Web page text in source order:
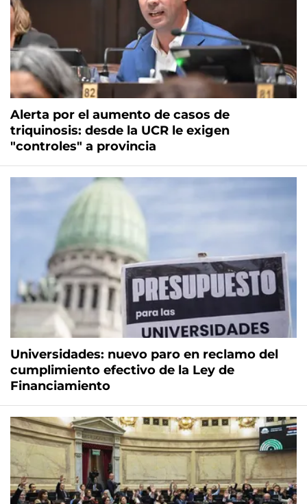
Alerta por el aumento de casos de
triquinosis: desde la UCR le exigen
"controles" a provincia
Universidades: nuevo paro en reclamo del
cumplimiento efectivo de la Ley de
Financiamiento